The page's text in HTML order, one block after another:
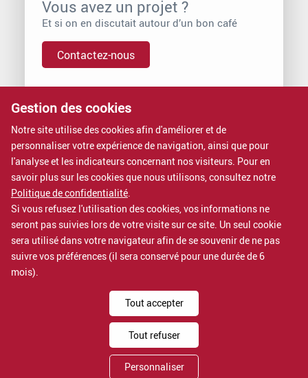
Vous avez un projet ?
Et si on en discutait autour d’un bon café
Contactez-nous
Vous voulez rejoindre Proximit ?
humaine.
Rejoignez-nous
Nos formations
Nos formations sont certifiées QUALIOPI.
Voir nos formations
Politique de confidentialité
Assistance
Proximit IT services est un département de
Gestion des cookies
Notre site utilise des cookies afin d'améliorer et de
personnaliser votre expérience de navigation, ainsi que pour
l'analyse et les indicateurs concernant nos visiteurs. Pour en
savoir plus sur les cookies que nous utilisons, consultez notre
Politique de confidentialité.
Si vous refusez l'utilisation des cookies, vos informations ne
seront pas suivies lors de votre visite sur ce site. Un seul cookie
sera utilisé dans votre navigateur afin de se souvenir de ne pas
suivre vos préférences (il sera conservé pour une durée de 6
mois).
Tout accepter
Tout refuser
Personnaliser